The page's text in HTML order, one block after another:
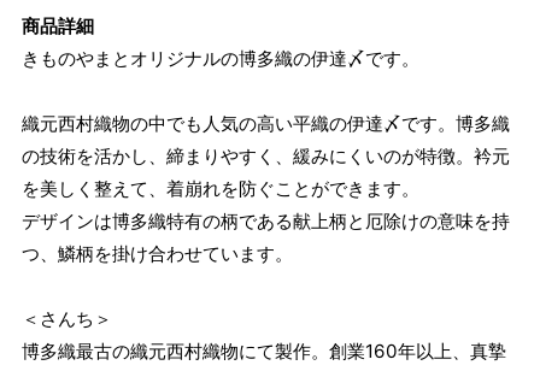
商品詳細
きものやまとオリジナルの博多織の伊達〆です。
織元西村織物の中でも人気の高い平織の伊達〆です。博多織
の技術を活かし、締まりやすく、緩みにくいのが特徴。衿元
を美しく整えて、着崩れを防ぐことができます。
デザインは博多織特有の柄である献上柄と厄除けの意味を持
つ、鱗柄を掛け合わせています。
＜さんち＞
博多織最古の織元西村織物にて製作。創業160年以上、真摯